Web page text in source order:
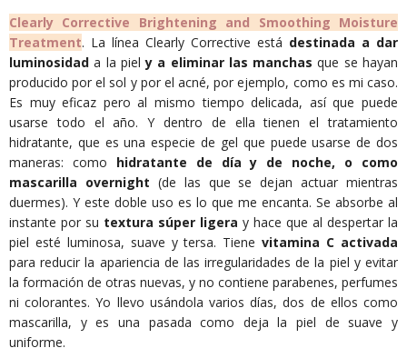
Clearly Corrective Brightening and Smoothing Moisture
Treatment. La línea Clearly Corrective está destinada a dar
luminosidad a la piely a eliminar las manchas que se hayan
producido por el sol y por el acné, por ejemplo, como es mi caso.
Es muy eficaz pero al mismo tiempo delicada, así que puede
usarse todo el año. Y dentro de ella tienen el tratamiento
hidratante, que es una especie de gel que puede usarse de dos
maneras: como hidratante de día y de noche, o como
mascarilla overnight (de las que se dejan actuar mientras
duermes). Y este doble uso es lo que me encanta. Se absorbe al
instante por su textura súper ligera y hace que al despertar la
piel esté luminosa, suave y tersa. Tienevitamina C activada
para reducir la apariencia de las irregularidades de la piel y evitar
la formación de otras nuevas, y no contiene parabenes, perfumes
ni colorantes. Yo llevo usándola varios días, dos de ellos como
mascarilla, y es una pasada como deja la piel de suave y
uniforme.